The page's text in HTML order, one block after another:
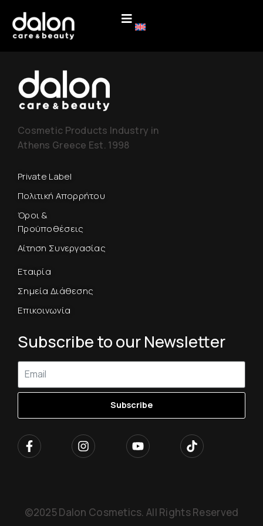
Cosmetic Products Industry in
Athens Greece Est. 1998
Private Label
Πολιτική Απορρήτου
Όροι &
Προϋποθέσεις
Αίτηση Συνεργασίας
Εταιρία
Σημεία Διάθεσης
Επικοινωνία
Subscribe to our Newsletter
Subscribe
©2025 Dalon Cosmetics. All Rights Reserved